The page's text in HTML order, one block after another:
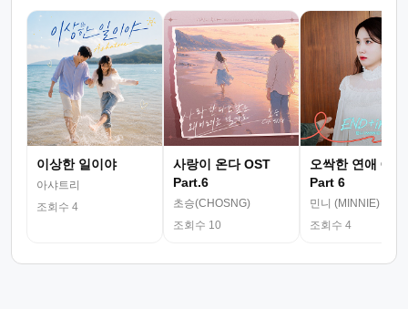
이상한 일이야
아샤트리
조회수 4
사랑이 온다 OST
Part.6
초승(CHOSNG)
조회수 10
오싹한 연애 OST
Part 6
민니 (MINNIE)
조회수 4